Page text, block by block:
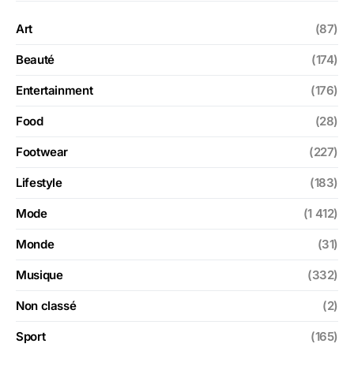
Art (87)
Beauté (174)
Entertainment (176)
Food (28)
Footwear (227)
Lifestyle (183)
Mode (1 412)
Monde (31)
Musique (332)
Non classé (2)
Sport (165)